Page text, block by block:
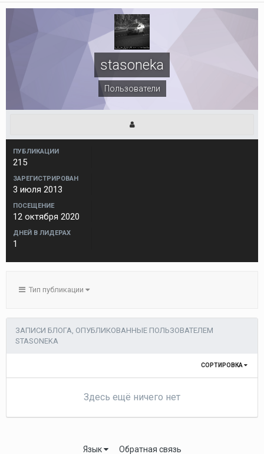
stasoneka
Пользователи
ПУБЛИКАЦИИ
215
ЗАРЕГИСТРИРОВАН
3 июля 2013
ПОСЕЩЕНИЕ
12 октября 2020
ДНЕЙ В ЛИДЕРАХ
1
Тип публикации
ЗАПИСИ БЛОГА, ОПУБЛИКОВАННЫЕ ПОЛЬЗОВАТЕЛЕМ
STASONEKA
СОРТИРОВКА
Здесь ещё ничего нет
Язык Обратная связь